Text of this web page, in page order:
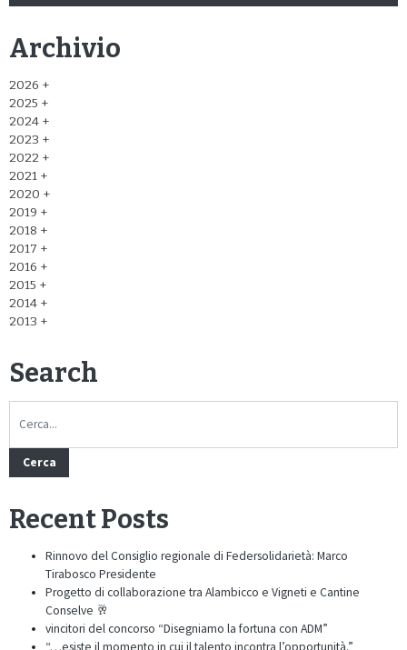
Archivio
2026
2025
2024
2023
2022
2021
2020
2019
2018
2017
2016
2015
2014
2013
Search
Cerca
Recent Posts
Rinnovo del Consiglio regionale di Federsolidarietà: Marco
Tirabosco Presidente
Progetto di collaborazione tra Alambicco e Vigneti e Cantine
Conselve 🥂
vincitori del concorso “Disegniamo la fortuna con ADM”
“…esiste il momento in cui il talento incontra l’opportunità.”